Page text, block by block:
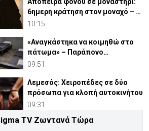
6ημερη κράτηση στον μοναχό – Τι
προηγήθηκε
10:15
«Αναγκάστηκα να κοιμηθώ στο
πάτωμα» – Παράπονο
κρατούμενου ενώπιον
09:51
Λεμεσός: Χειροπέδες σε δύο
πρόσωπα για κλοπή αυτοκινήτου
09:31
Βομβαρδισμοί Τηλλυρίας: Μέσω
TV Ζωντανά Τώρα